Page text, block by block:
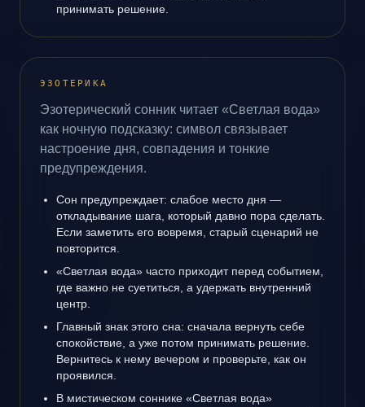
принимать решение.
ЭЗОТЕРИКА
Эзотерический сонник читает «Светлая вода»
как ночную подсказку: символ связывает
настроение дня, совпадения и тонкие
предупреждения.
Сон предупреждает: слабое место дня —
откладывание шага, который давно пора сделать.
Если заметить его вовремя, старый сценарий не
повторится.
«Светлая вода» часто приходит перед событием,
где важно не суетиться, а удержать внутренний
центр.
Главный знак этого сна: сначала вернуть себе
спокойствие, а уже потом принимать решение.
Вернитесь к нему вечером и проверьте, как он
проявился.
В мистическом соннике «Светлая вода»